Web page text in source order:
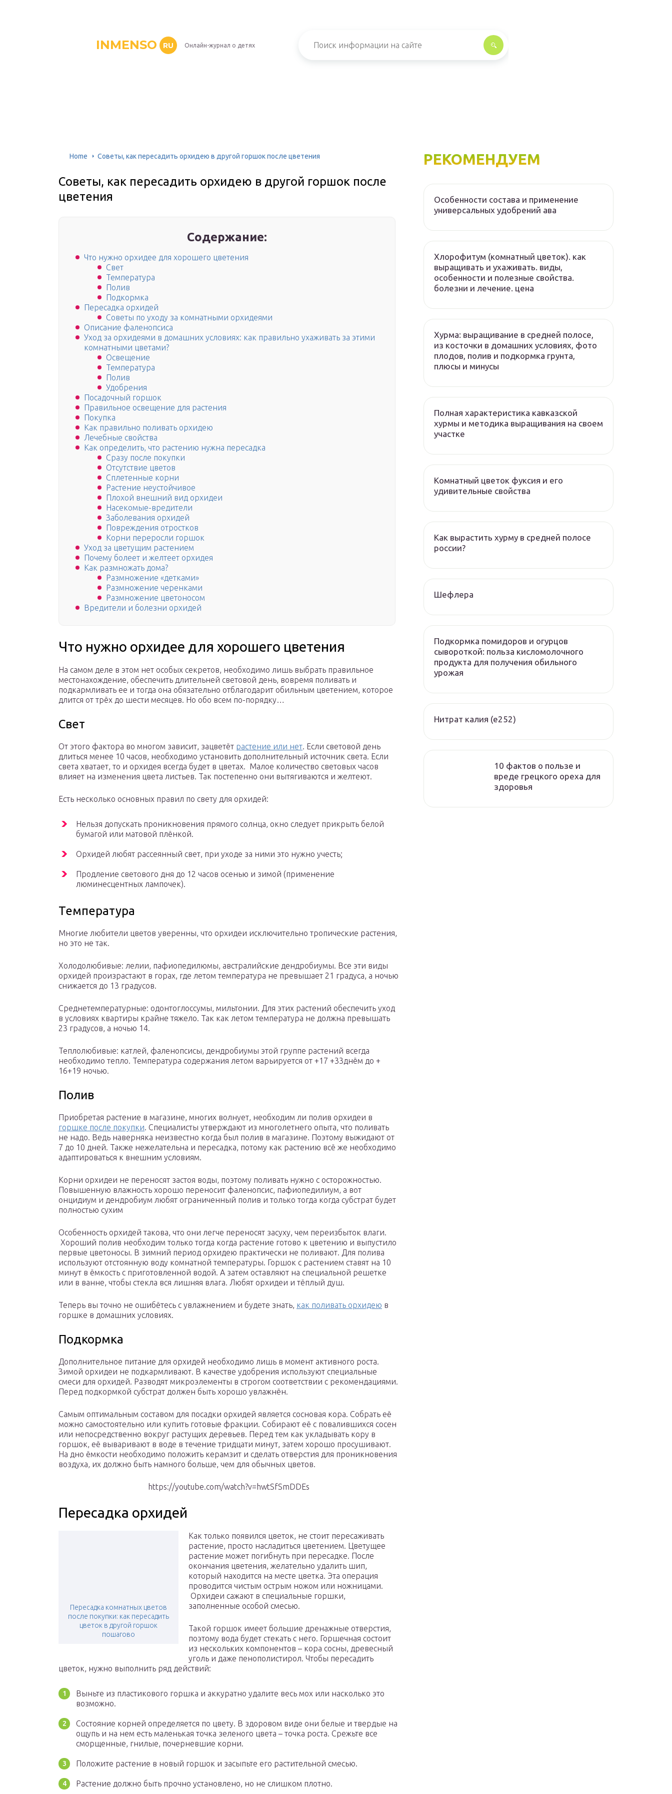
INMENSO RU Онлайн-журнал о детях
Home Советы, как пересадить орхидею в другой горшок после цветения
Советы, как пересадить орхидею в другой горшок после
цветения
Содержание:
Что нужно орхидее для хорошего цветения
Свет
Температура
Полив
Подкормка
Пересадка орхидей
Советы по уходу за комнатными орхидеями
Описание фаленопсиса
Уход за орхидеями в домашних условиях: как правильно ухаживать за этими
комнатными цветами?
Освещение
Температура
Полив
Удобрения
Посадочный горшок
Правильное освещение для растения
Покупка
Как правильно поливать орхидею
Лечебные свойства
Как определить, что растению нужна пересадка
Сразу после покупки
Отсутствие цветов
Сплетенные корни
Растение неустойчивое
Плохой внешний вид орхидеи
Насекомые-вредители
Заболевания орхидей
Повреждения отростков
Корни переросли горшок
Уход за цветущим растением
Почему болеет и желтеет орхидея
Как размножать дома?
Размножение «детками»
Размножение черенками
Размножение цветоносом
Вредители и болезни орхидей
Что нужно орхидее для хорошего цветения
На самом деле в этом нет особых секретов, необходимо лишь выбрать правильное
местонахождение, обеспечить длительней световой день, вовремя поливать и
подкармливать ее и тогда она обязательно отблагодарит обильным цветением, которое
длится от трёх до шести месяцев. Но обо всем по-порядку…
Свет
От этого фактора во многом зависит, зацветёт растение или нет. Если световой день
длиться менее 10 часов, необходимо установить дополнительный источник света. Если
света хватает, то и орхидея всегда будет в цветах. Малое количество световых часов
влияет на изменения цвета листьев. Так постепенно они вытягиваются и желтеют.
Есть несколько основных правил по свету для орхидей:
Нельзя допускать проникновения прямого солнца, окно следует прикрыть белой
бумагой или матовой плёнкой.
Орхидей любят рассеянный свет, при уходе за ними это нужно учесть;
Продление светового дня до 12 часов осенью и зимой (применение
люминесцентных лампочек).
Температура
Многие любители цветов уверенны, что орхидеи исключительно тропические растения,
но это не так.
Холодолюбивые: лелии, пафиопедилюмы, австралийские дендробиумы. Все эти виды
орхидей произрастают в горах, где летом температура не превышает 21 градуса, а ночью
снижается до 13 градусов.
Среднетемпературные: одонтоглоссумы, мильтонии. Для этих растений обеспечить уход
в условиях квартиры крайне тяжело. Так как летом температура не должна превышать
23 градусов, а ночью 14.
Теплолюбивые: катлей, фаленопсисы, дендробиумы этой группе растений всегда
необходимо тепло. Температура содержания летом варьируется от +17 +33днём до +
16+19 ночью.
Полив
Приобретая растение в магазине, многих волнует, необходим ли полив орхидеи в
горшке после покупки. Специалисты утверждают из многолетнего опыта, что поливать
не надо. Ведь наверняка неизвестно когда был полив в магазине. Поэтому выжидают от
7 до 10 дней. Также нежелательна и пересадка, потому как растению всё же необходимо
адаптироваться к внешним условиям.
Корни орхидеи не переносят застоя воды, поэтому поливать нужно с осторожностью.
Повышенную влажность хорошо переносит фаленопсис, пафиопедилиум, а вот
онцидиум и дендробиум любят ограниченный полив и только тогда когда субстрат будет
полностью сухим
Особенность орхидей такова, что они легче переносят засуху, чем переизбыток влаги.
Хороший полив необходим только тогда когда растение готово к цветению и выпустило
первые цветоносы. В зимний период орхидею практически не поливают. Для полива
используют отстоянную воду комнатной температуры. Горшок с растением ставят на 10
минут в ёмкость с приготовленной водой. А затем оставляют на специальной решетке
или в ванне, чтобы стекла вся лишняя влага. Любят орхидеи и тёплый душ.
Теперь вы точно не ошибётесь с увлажнением и будете знать, как поливать орхидею в
горшке в домашних условиях.
Подкормка
Дополнительное питание для орхидей необходимо лишь в момент активного роста.
Зимой орхидеи не подкармливают. В качестве удобрения используют специальные
смеси для орхидей. Разводят микроэлементы в строгом соответствии с рекомендациями.
Перед подкормкой субстрат должен быть хорошо увлажнён.
Самым оптимальным составом для посадки орхидей является сосновая кора. Собрать её
можно самостоятельно или купить готовые фракции. Собирают её с повалившихся сосен
или непосредственно вокруг растущих деревьев. Перед тем как укладывать кору в
горшок, её вываривают в воде в течение тридцати минут, затем хорошо просушивают.
На дно ёмкости необходимо положить керамзит и сделать отверстия для проникновения
воздуха, их должно быть намного больше, чем для обычных цветов.
https://youtube.com/watch?v=hwtSfSmDDEs
Пересадка орхидей
Пересадка комнатных цветов
после покупки: как пересадить
цветок в другой горшок
пошагово
Как только появился цветок, не стоит пересаживать
растение, просто насладиться цветением. Цветущее
растение может погибнуть при пересадке. После
окончания цветения, желательно удалить шип,
который находится на месте цветка. Эта операция
проводится чистым острым ножом или ножницами.
Орхидеи сажают в специальные горшки,
заполненные особой смесью.
Такой горшок имеет большие дренажные отверстия,
поэтому вода будет стекать с него. Горшечная состоит
из нескольких компонентов – кора сосны, древесный
уголь и даже пенополистирол. Чтобы пересадить
цветок, нужно выполнить ряд действий:
Выньте из пластикового горшка и аккуратно удалите весь мох или насколько это
возможно.
Состояние корней определяется по цвету. В здоровом виде они белые и твердые на
ощупь и на нем есть маленькая точка зеленого цвета – точка роста. Срежьте все
сморщенные, гнилые, почерневшие корни.
Положите растение в новый горшок и засыпьте его растительной смесью.
Растение должно быть прочно установлено, но не слишком плотно.
РЕКОМЕНДУЕМ
Особенности состава и применение
универсальных удобрений ава
Хлорофитум (комнатный цветок). как
выращивать и ухаживать. виды,
особенности и полезные свойства.
болезни и лечение. цена
Хурма: выращивание в средней полосе,
из косточки в домашних условиях, фото
плодов, полив и подкормка грунта,
плюсы и минусы
Полная характеристика кавказской
хурмы и методика выращивания на своем
участке
Комнатный цветок фуксия и его
удивительные свойства
Как вырастить хурму в средней полосе
россии?
Шефлера
Подкормка помидоров и огурцов
сывороткой: польза кисломолочного
продукта для получения обильного
урожая
Нитрат калия (е252)
10 фактов о пользе и
вреде грецкого ореха для
здоровья